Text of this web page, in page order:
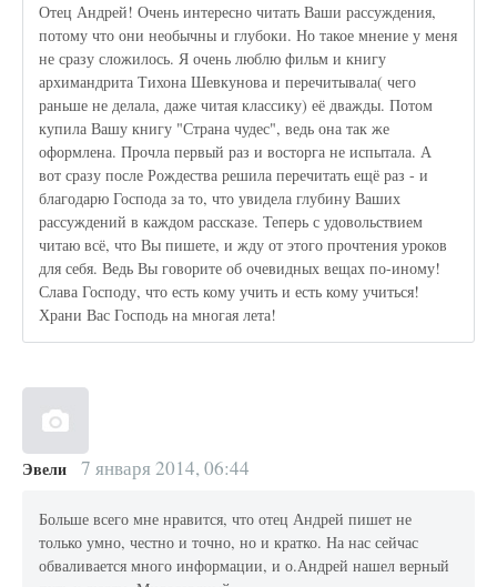
Отец Андрей! Очень интересно читать Ваши рассуждения,
потому что они необычны и глубоки. Но такое мнение у меня
не сразу сложилось. Я очень люблю фильм и книгу
архимандрита Тихона Шевкунова и перечитывала( чего
раньше не делала, даже читая классику) её дважды. Потом
купила Вашу книгу "Страна чудес", ведь она так же
оформлена. Прочла первый раз и восторга не испытала. А
вот сразу после Рождества решила перечитать ещё раз - и
благодарю Господа за то, что увидела глубину Ваших
рассуждений в каждом рассказе. Теперь с удовольствием
читаю всё, что Вы пишете, и жду от этого прочтения уроков
для себя. Ведь Вы говорите об очевидных вещах по-иному!
Слава Господу, что есть кому учить и есть кому учиться!
Храни Вас Господь на многая лета!
Эвели 7 января 2014, 06:44
Больше всего мне нравится, что отец Андрей пишет не
только умно, честно и точно, но и кратко. На нас сейчас
обваливается много информации, и о.Андрей нашел верный